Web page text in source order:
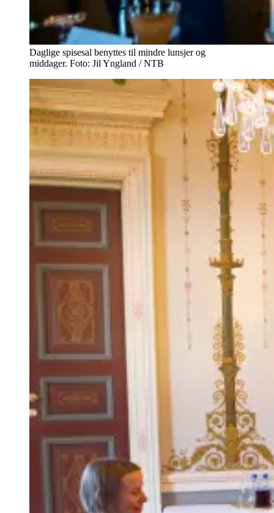
Daglige spisesal benyttes til mindre lunsjer og
middager. Foto: Jil Yngland / NTB